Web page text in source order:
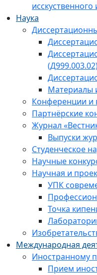
исскуственного
Наука
Материалы
Конференции и
Партнёрские
Журнал
Выпуски
Студенческое
Научные
Научная и
УПК
Точка
Международная
Иностранному
Прием